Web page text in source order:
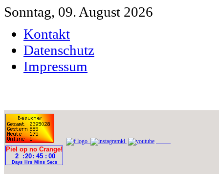
Sonntag, 09. August 2026
Kontakt
Datenschutz
Impressum